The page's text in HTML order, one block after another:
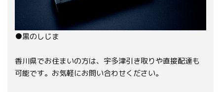
●黒のしじま
香川県でお住まいの方は、宇多津引き取りや直接配達も
可能です。お気軽にお問い合わせください。